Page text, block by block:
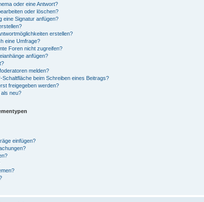
oder eine Antwort?
oder löschen?
eine Signatur anfügen?
erstellen?
eine Umfrage?
Foren nicht zugreifen?
anfügen?
melden?
Schaltfläche beim Schreiben eines Beitrags?
freigegeben werden?
neu?
einfügen?